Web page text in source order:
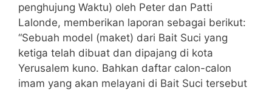
penghujung Waktu) oleh Peter dan Patti
Lalonde, memberikan laporan sebagai berikut:
“Sebuah model (maket) dari Bait Suci yang
ketiga telah dibuat dan dipajang di kota
Yerusalem kuno. Bahkan daftar calon-calon
imam yang akan melayani di Bait Suci tersebut